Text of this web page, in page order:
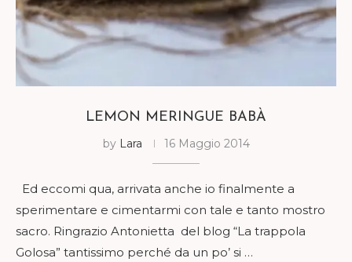
LEMON MERINGUE BABÀ
by Lara 16 Maggio 2014
Ed eccomi qua, arrivata anche io finalmente a
sperimentare e cimentarmi con tale e tanto mostro
sacro. Ringrazio Antonietta del blog “La trappola
Golosa” tantissimo perché da un po’ si …